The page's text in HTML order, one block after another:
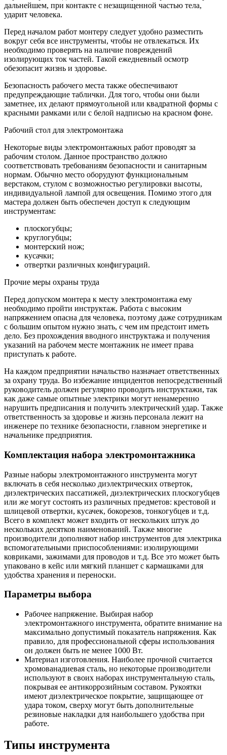
дальнейшем, при контакте с незащищенной частью тела,
ударит человека.
Перед началом работ монтеру следует удобно разместить
вокруг себя все инструменты, чтобы не отвлекаться. Их
необходимо проверять на наличие повреждений
изолирующих ток частей. Такой ежедневный осмотр
обезопасит жизнь и здоровье.
Безопасность рабочего места также обеспечивают
предупреждающие таблички. Для того, чтобы они были
заметнее, их делают прямоугольной или квадратной формы с
красными рамками или с белой надписью на красном фоне.
Рабочий стол для электромонтажа
Некоторые виды электромонтажных работ проводят за
рабочим столом. Данное пространство должно
соответствовать требованиям безопасности и санитарным
нормам. Обычно место оборудуют функциональным
верстаком, стулом с возможностью регулировки высоты,
индивидуальной лампой для освещения. Помимо этого для
мастера должен быть обеспечен доступ к следующим
инструментам:
плоскогубцы;
круглогубцы;
монтерский нож;
кусачки;
отвертки различных конфигураций.
Прочие меры охраны труда
Перед допуском монтера к месту электромонтажа ему
необходимо пройти инструктаж. Работа с высоким
напряжением опасна для человека, поэтому даже сотрудникам
с большим опытом нужно знать, с чем им предстоит иметь
дело. Без прохождения вводного инструктажа и получения
указаний на рабочем месте монтажник не имеет права
приступать к работе.
На каждом предприятии начальство назначает ответственных
за охрану труда. Во избежание инцидентов непосредственный
руководитель должен регулярно проводить инструктажи, так
как даже самые опытные электрики могут ненамеренно
нарушить предписания и получить электрический удар. Также
ответственность за здоровье и жизнь персонала лежит на
инженере по технике безопасности, главном энергетике и
начальнике предприятия.
Комплектация набора электромонтажника
Разные наборы электромонтажного инструмента могут
включать в себя несколько диэлектрических отверток,
диэлектрических пассатижей, диэлектрических плоскогубцев
или же могут состоять из различных предметов: крестовой и
шлицевой отвертки, кусачек, бокорезов, тонкогубцев и т.д.
Всего в комплект может входить от нескольких штук до
нескольких десятков наименований. Также многие
производители дополняют набор инструментов для электрика
вспомогательными приспособлениями: изолирующими
ковриками, зажимами для проводов и т.д. Все это может быть
упаковано в кейс или мягкий планшет с кармашками для
удобства хранения и переноски.
Параметры выбора
Рабочее напряжение. Выбирая набор
электромонтажного инструмента, обратите внимание на
максимально допустимый показатель напряжения. Как
правило, для профессиональной сферы использования
он должен быть не менее 1000 Вт.
Материал изготовления. Наиболее прочной считается
хромованадиевая сталь, но некоторые производители
используют в своих наборах инструментальную сталь,
покрывая ее антикоррозийным составом. Рукоятки
имеют диэлектрическое покрытие, защищающее от
удара током, сверху могут быть дополнительные
резиновые накладки для наибольшего удобства при
работе.
Типы инструмента